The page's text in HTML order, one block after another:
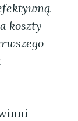
koszty